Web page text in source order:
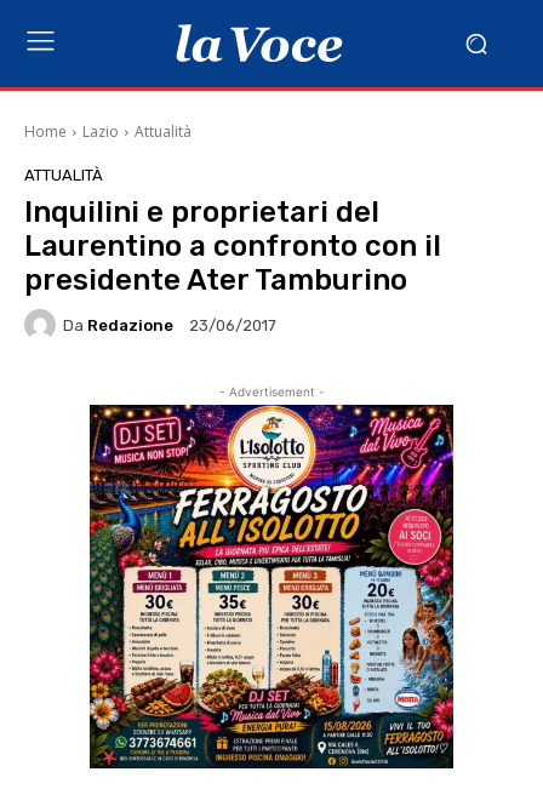
Home Lazio Attualità
ATTUALITÀ
Inquilini e proprietari del
Laurentino a confronto con il
presidente Ater Tamburino
Da Redazione 23/06/2017
- Advertisement -